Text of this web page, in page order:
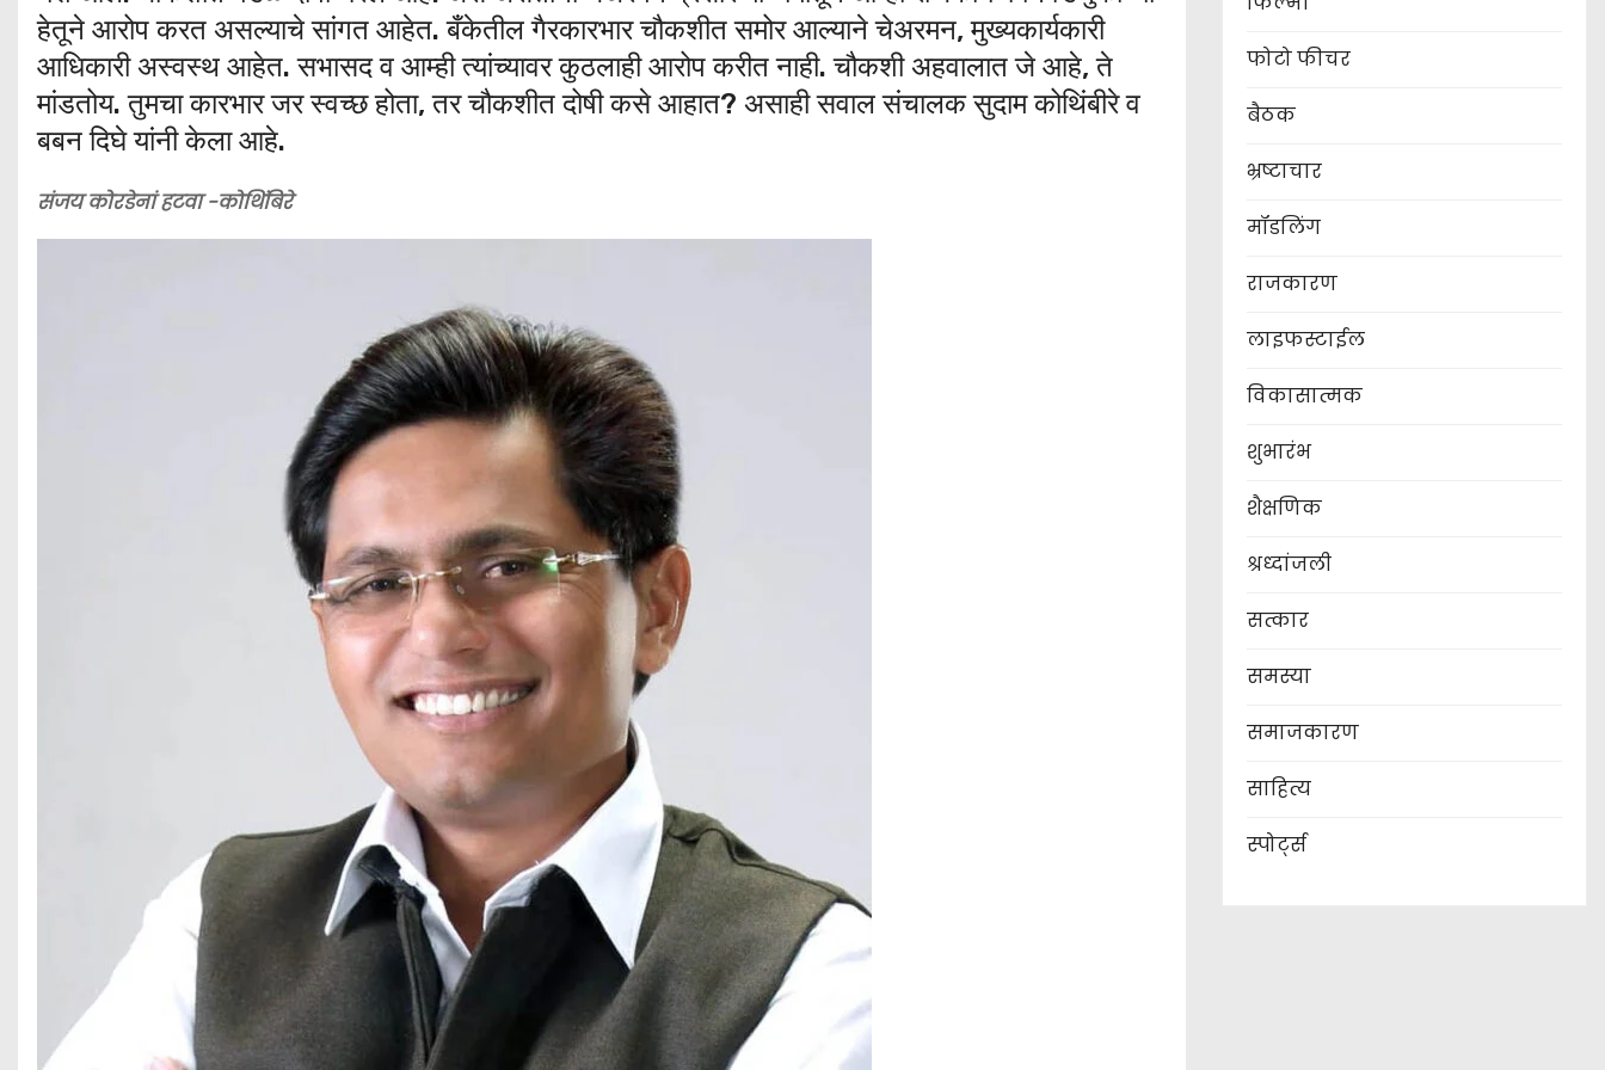
हेतूने आरोप करत असल्याचे सांगत आहेत. बँकेतील गैरकारभार चौकशीत समोर आल्याने चेअरमन, मुख्यकार्यकारी
आधिकारी अस्वस्थ आहेत. सभासद व आम्ही त्यांच्यावर कुठलाही आरोप करीत नाही. चौकशी अहवालात जे आहे, ते
मांडतोय. तुमचा कारभार जर स्वच्छ होता, तर चौकशीत दोषी कसे आहात? असाही सवाल संचालक सुदाम कोथिंबीरे व
बबन दिघे यांनी केला आहे.
संजय कोरडेनां हटवा -कोथिंबिरे
फोटो फीचर
बैठक
भ्रष्टाचार
मॉडलिंग
राजकारण
लाइफस्टाईल
विकासात्मक
शुभारंभ
शैक्षणिक
श्रध्दांजली
सत्कार
समस्या
समाजकारण
साहित्य
स्पोर्ट्स